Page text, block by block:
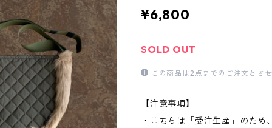
¥6,800
SOLD OUT
この商品は2点までのご注文とさ
【注意事項】
・こちらは「受注生産」のため、